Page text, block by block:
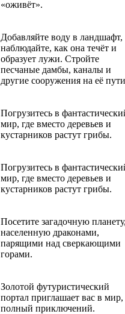
«оживёт».
Добавляйте воду в ландшафт,
наблюдайте, как она течёт и
образует лужи. Стройте
песчаные дамбы, каналы и
другие сооружения на её
Погрузитесь в
мир, где вместо деревьев и
кустарников растут грибы.
Погрузитесь в
мир, где вместо деревьев и
кустарников растут грибы.
Посетите загадочную планету,
населенную драконами,
парящими над сверкающими
горами.
Золотой футуристический
портал приглашает вас в мир,
полный приключений.